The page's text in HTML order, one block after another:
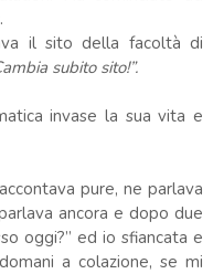
il sito della facoltà di
subito sito!”.
invase la sua vita e
pure, ne parlava
ancora e dopo due
oggi?” ed io sfiancata e
a colazione, se mi